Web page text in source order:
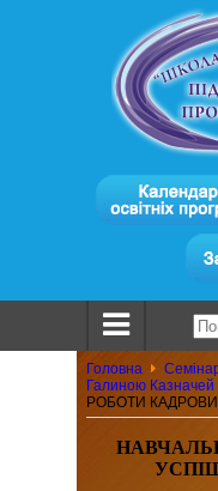
Головна
Галиною Казначей
РОБОТИ